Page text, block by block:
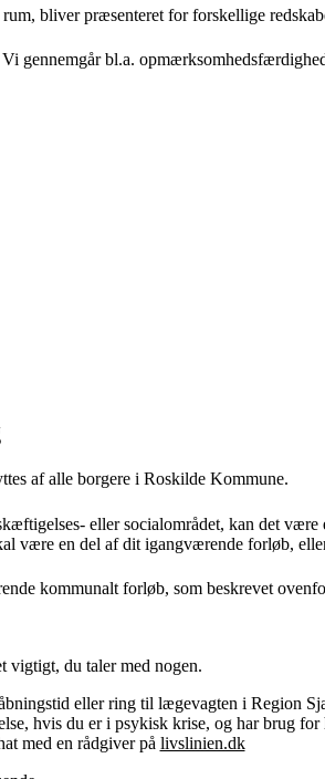
bliver præsenteret for forskellige
gennemgår bl.a.
af alle borgere i Roskilde Kommune.
eller socialområdet, kan det
være en del af dit igangværende forløb,
kommunalt forløb, som beskrevet
vigtigt, du taler med nogen.
eller ring til lægevagten i Region
hvis du er i psykisk krise, og har brug
med en rådgiver på livslinien.dk